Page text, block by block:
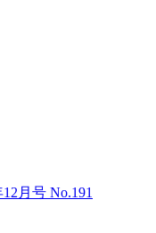
月号 No.191